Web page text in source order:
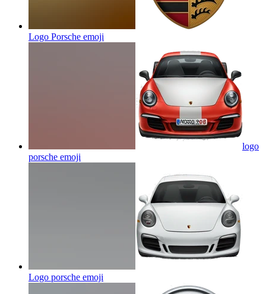
Logo Porsche emoji
logo
porsche emoji
Logo porsche emoji